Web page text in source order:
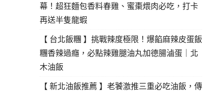
幕！超狂麵包香料春雞、蜜棗煨肉必吃，打卡
再送半隻龍蝦
【 台北飯糰 】挑戰辣度極限！爆餡麻辣皮蛋飯
糰香辣過癮，必點辣雞腿油丸加德腸滷蛋｜北
木油飯
【 新北油飯推薦 】老饕激推三重必吃油飯，傳